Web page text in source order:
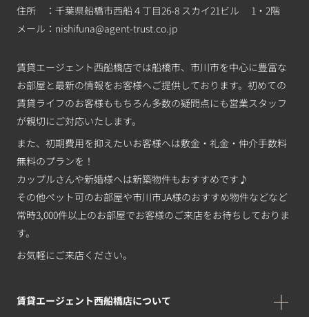
住所 ：千葉県船橋市西船４丁目26-8 スカイ21ビル 1・2階
メール： nishifuna@agent-trust.co.jp
賃貸エージェント西船橋店では船橋市、市川市を中心に豊富な
お部屋と最新の情報をお客様へご提供しております。初めての
賃貸ライフのお客様ももちろん多数の疑問点にも営業スタッフ
が親切にご対応いたします。
また、初期費用を抑えたいお客様へは敷金・礼金・仲介手数料
無料のプランを！
カップルさんや新婚様へは新築物件もおすすめです♪
その他ペット可のお部屋や市川市JA様のおすすめ物件などなど
常時3,000件以上のお部屋でお客様のご来店をお待ちしておりま
す。
お気軽にご来店ください。
賃貸エージェント西船橋店について